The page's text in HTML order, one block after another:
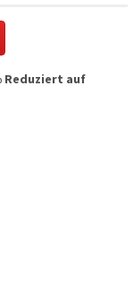
Reduziert auf